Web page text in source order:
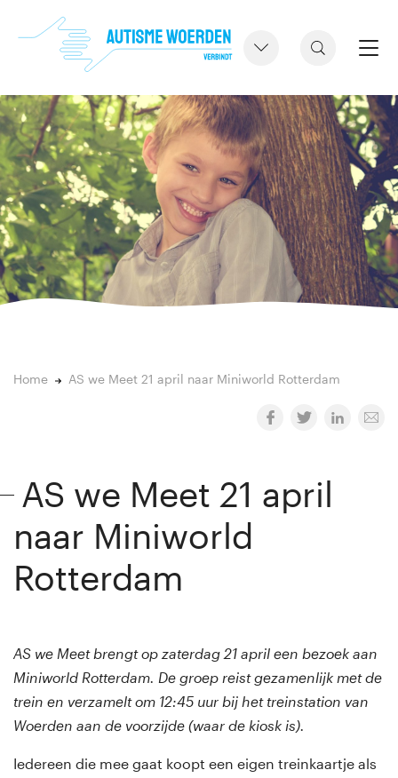
Home AS we Meet 21 april naar Miniworld Rotterdam
AS we Meet 21 april
naar Miniworld
Rotterdam
AS we Meet brengt op zaterdag 21 april een bezoek aan
Miniworld Rotterdam. De groep reist gezamenlijk met de
trein en verzamelt om 12:45 uur bij het treinstation van
Woerden aan de voorzijde (waar de kiosk is).
Iedereen die mee gaat koopt een eigen treinkaartje als